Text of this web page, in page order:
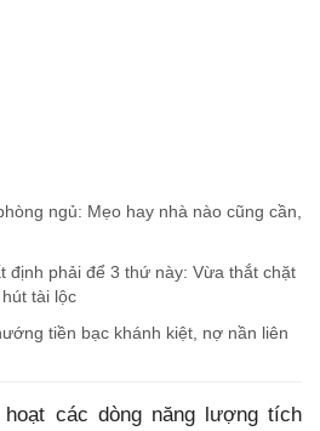
ngủ: Mẹo hay nhà nào cũng cần,
định phải để 3 thứ này: Vừa thắt chặt
tài lộc
tiền bạc khánh kiệt, nợ nần liên
các dòng năng lượng tích